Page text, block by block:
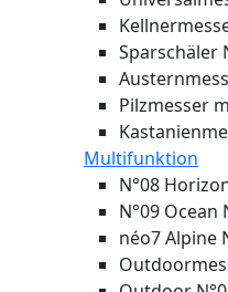
Sparschäler
Pilzmesser
Multifunktion
N°08
N°09 Ocean
néo7 Alpine